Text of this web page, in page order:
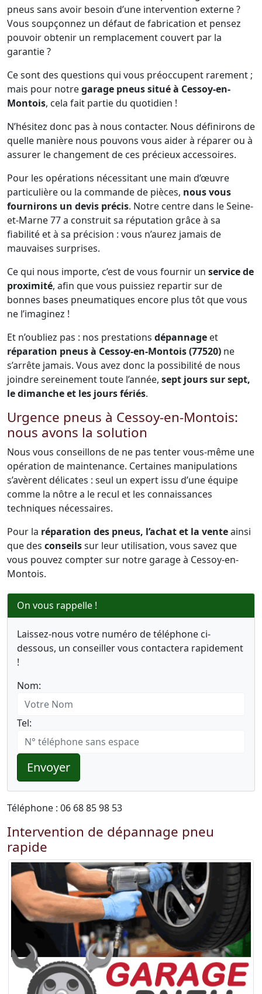
pneus sans avoir besoin d’une intervention externe ?
Vous soupçonnez un défaut de fabrication et pensez
pouvoir obtenir un remplacement couvert par la
garantie ?
Ce sont des questions qui vous préoccupent rarement ;
mais pour notregarage pneus situé à Cessoy-en-
Montois, cela fait partie du quotidien !
N’hésitez donc pas à nous contacter. Nous définirons de
quelle manière nous pouvons vous aider à réparer ou à
assurer le changement de ces précieux accessoires.
Pour les opérations nécessitant une main d’œuvre
particulière ou la commande de pièces, nous vous
fournirons un devis précis. Notre centre dans le Seine-
et-Marne 77 a construit sa réputation grâce à sa
fiabilité et à sa précision : vous n’aurez jamais de
mauvaises surprises.
Ce qui nous importe, c’est de vous fournir un service de
proximité, afin que vous puissiez repartir sur de
bonnes bases pneumatiques encore plus tôt que vous
ne l’imaginez !
Et n’oubliez pas : nos prestations dépannage et
réparation pneus à Cessoy-en-Montois (77520) ne
s’arrête jamais. Vous avez donc la possibilité de nous
joindre sereinement toute l’année, sept jours sur sept,
le dimanche et les jours fériés.
Urgence pneus à Cessoy-en-Montois:
nous avons la solution
Nous vous conseillons de ne pas tenter vous-même une
opération de maintenance. Certaines manipulations
s’avèrent délicates : seul un expert issu d’une équipe
comme la nôtre a le recul et les connaissances
techniques nécessaires.
Pour la réparation des pneus, l’achat et la venteainsi
que des conseilssur leur utilisation, vous savez que
vous pouvez compter sur notre garage à Cessoy-en-
Montois.
On vous rappelle !
Laissez-nous votre numéro de téléphone ci-
dessous, un conseiller vous contactera rapidement
!
Nom:
Tel:
Envoyer
Téléphone : 06 68 85 98 53
Intervention de dépannage pneu
rapide